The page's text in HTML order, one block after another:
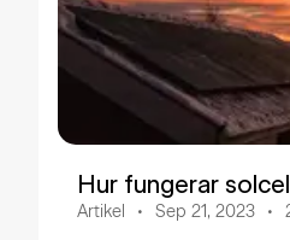
Hur fungerar
Artikel Sep 21, 2023